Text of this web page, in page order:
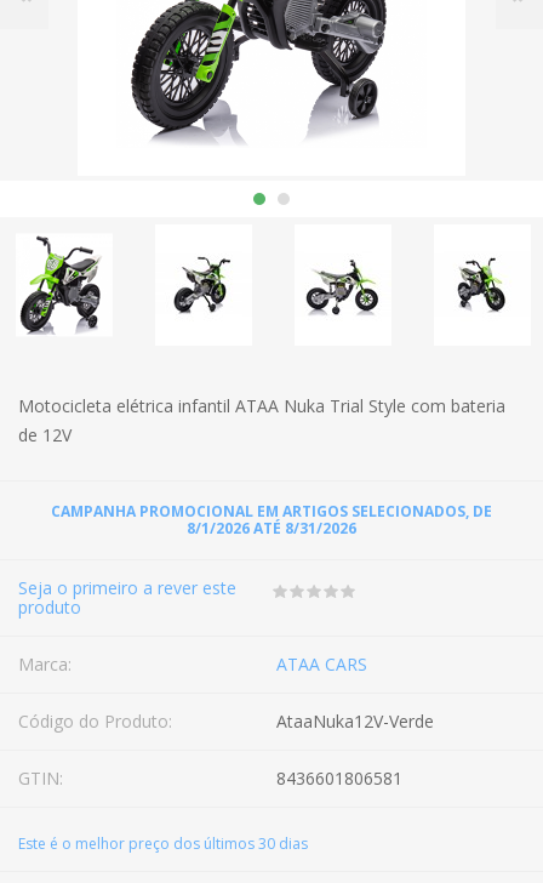
Motocicleta elétrica infantil ATAA Nuka Trial Style com bateria
de 12V
CAMPANHA PROMOCIONAL EM ARTIGOS SELECIONADOS, DE
8/1/2026 ATÉ 8/31/2026
Seja o primeiro a rever este
produto
Marca: ATAA CARS
Código do Produto: AtaaNuka12V-Verde
GTIN: 8436601806581
Este é o melhor preço dos últimos 30 dias